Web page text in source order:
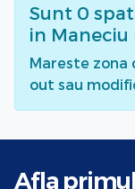
Sunt 0
in Maneciu
Mareste zona
out sau
Afla